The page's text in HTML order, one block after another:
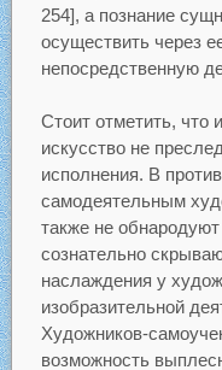
254], а познание
осуществить через
непосредственную
Стоит отметить, что
искусство не
исполнения. В
самодеятельным
также не
сознательно
наслаждения у
изобразительной
Художников-
возможность